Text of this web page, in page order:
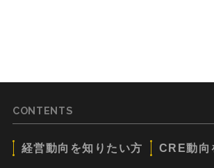
CONTENTS
経営動向を知りたい方 CRE動向